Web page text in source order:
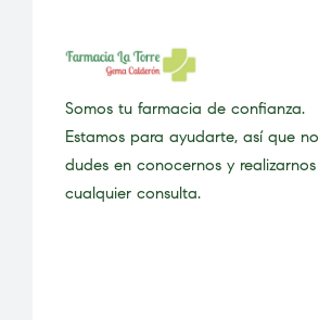
Somos tu farmacia de confianza.
Estamos para ayudarte, así que no
dudes en conocernos y realizarnos
cualquier consulta.